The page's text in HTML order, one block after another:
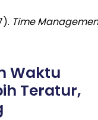
Time
Waktu
Teratur,